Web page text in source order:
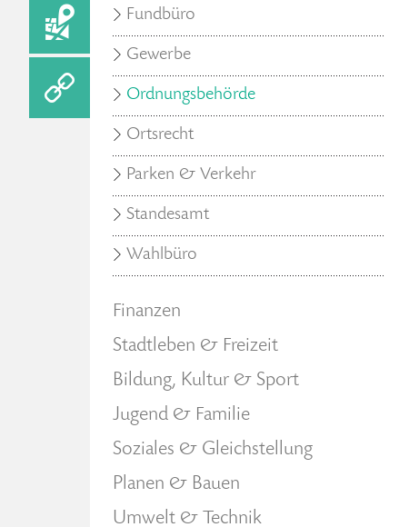
Fundbüro
Gewerbe
Ordnungsbehörde
Ortsrecht
Parken & Verkehr
Standesamt
Wahlbüro
Finanzen
Stadtleben & Freizeit
Bildung, Kultur & Sport
Jugend & Familie
Soziales & Gleichstellung
Planen & Bauen
Umwelt & Technik